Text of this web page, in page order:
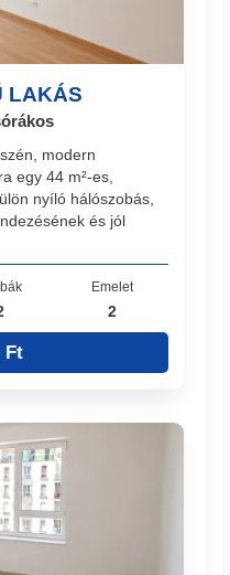
LAKÁS
modern
egy 44 m²-es,
nyíló hálószobás,
és jól
Emelet
2
Ft